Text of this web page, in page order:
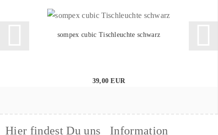
sompex cubic Tischleuchte schwarz
39,00 EUR
Hier findest Du uns Information